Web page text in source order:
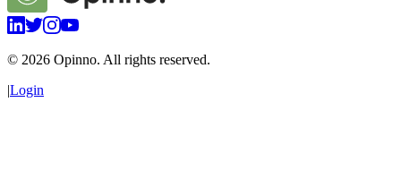
© 2026 Opinno. All rights reserved.
|Login